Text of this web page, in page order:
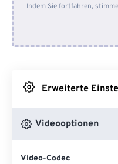
Von
Indem Sie fortfahren,
Erweiterte
Videooptionen
Video-Codec